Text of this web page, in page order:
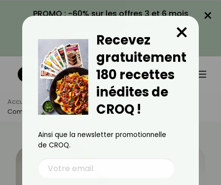
PROMO : -60% sur les offres 3 et 6 mois
VOIR LA PROMO
×
Accueil Actus
Santé
Comment Savoir Si J'ai Un Problème Urinaire ?
Recevez
gratuitement
180 recettes
inédites de
CROQ !
×
Ainsi que la newsletter promotionnelle
de CROQ.